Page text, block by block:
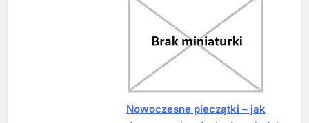
Nowoczesne pieczątki – jak